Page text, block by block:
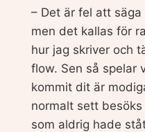
– Det är fel att
men det kallas för
hur jag skriver och
flow. Sen så spelar
kommit dit är
normalt sett
som aldrig hade